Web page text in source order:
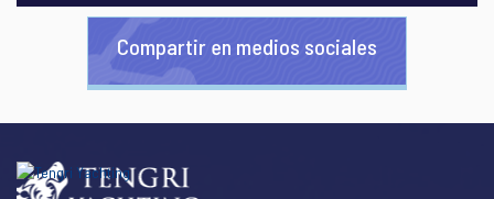
Compartir en medios sociales